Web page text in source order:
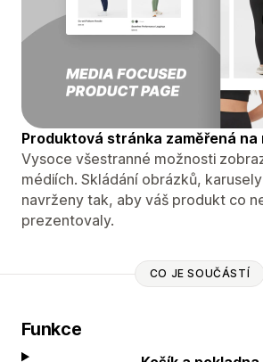
Produktová stránka zaměřená na
Vysoce všestranné možnosti
médiích. Skládání obrázků,
navrženy tak, aby váš produkt co
prezentovaly.
CO JE SOUČÁSTÍ
Funkce